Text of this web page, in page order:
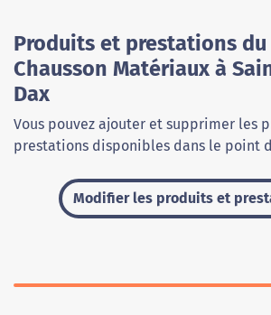
Produits et prestations du
Chausson Matériaux à
Dax
Vous pouvez ajouter et supprimer les
prestations disponibles dans le point
Modifier les produits et